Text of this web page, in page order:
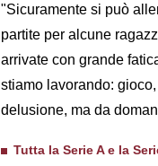
"Sicuramente si può
partite per alcune
arrivate con grande
stiamo lavorando:
delusione, ma da
Tutta la Serie A e la